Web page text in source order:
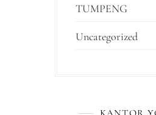
TUMPENG
Uncategorized